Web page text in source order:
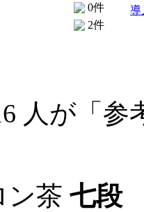
0件
2件
導
人が「参
ン茶 七段